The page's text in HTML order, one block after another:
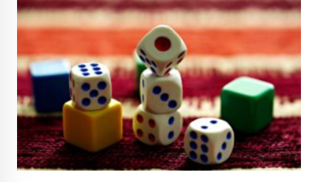
Publications
municipales
Enquêtes publiques
Conseil Municipal Transition écologique